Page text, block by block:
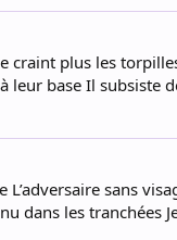
craint plus les
leur base Il subsiste
sans
dans les tranchées